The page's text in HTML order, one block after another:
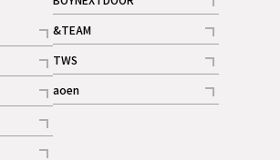
記事
&TEAM
記事
TWS
記事
aoen
記事